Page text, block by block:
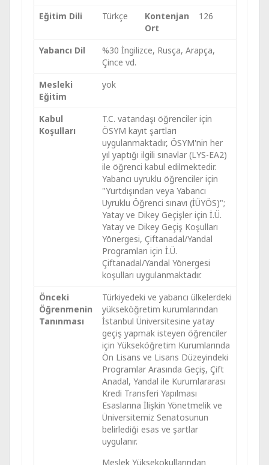
Eğitim Dili Türkçe
Kontenjan
Ort
126
Yabancı Dil
%30 İngilizce, Rusça, Arapça,
Çince vd.
Mesleki
Eğitim
yok
Kabul
Koşulları
T.C. vatandaşı öğrenciler için
ÖSYM kayıt şartları
uygulanmaktadır, ÖSYM'nin her
yıl yaptığı ilgili sınavlar (LYS-EA2)
ile öğrenci kabul edilmektedir.
Yabancı uyruklu öğrenciler için
"Yurtdışından veya Yabancı
Uyruklu Öğrenci sınavı (İÜYÖS)";
Yatay ve Dikey Geçişler için İ.Ü.
Yatay ve Dikey Geçiş Koşulları
Yönergesi, Çiftanadal/Yandal
Programları için İ.Ü.
Çiftanadal/Yandal Yönergesi
koşulları uygulanmaktadır.
Önceki
Öğrenmenin
Tanınması
Türkiyedeki ve yabancı ülkelerdeki
yükseköğretim kurumlarından
İstanbul Üniversitesine yatay
geçiş yapmak isteyen öğrenciler
için Yükseköğretim Kurumlarında
Ön Lisans ve Lisans Düzeyindeki
Programlar Arasında Geçiş, Çift
Anadal, Yandal ile Kurumlararası
Kredi Transferi Yapılması
Esaslarına İlişkin Yönetmelik ve
Üniversitemiz Senatosunun
belirlediği esas ve şartlar
uygulanır.
Meslek Yüksekokullarından